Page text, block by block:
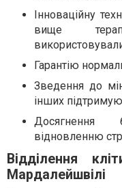
Інноваційну
вище
Гарантію
Зведення до
інших
Досягнення
відновленню
Відділення
Мардалейшвілі